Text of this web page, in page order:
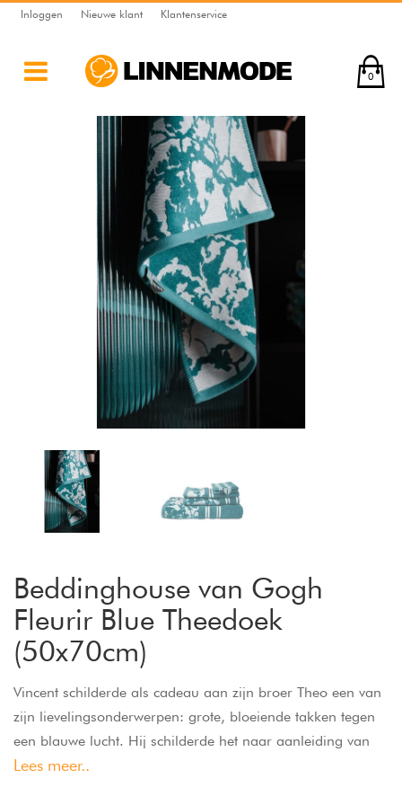
Inloggen Nieuwe klant Klantenservice
0
Beddinghouse van Gogh
Fleurir Blue Theedoek
(50x70cm)
Vincent schilderde als cadeau aan zijn broer Theo een van
zijn lievelingsonderwerpen: grote, bloeiende takken tegen
een blauwe lucht. Hij schilderde het naar aanleiding van
de geboorte van zijn peetzoon, die ook naar hem
Lees meer..